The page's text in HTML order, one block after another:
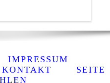
IMPRESSUM
KONTAKT
SEITE